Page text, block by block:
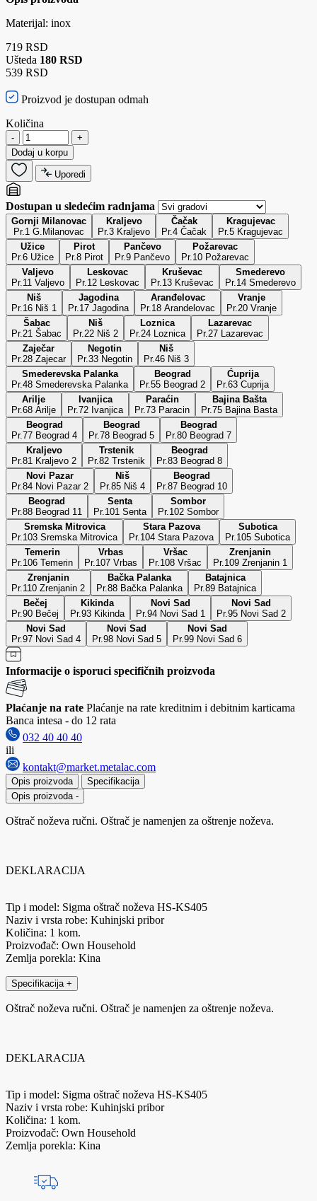
Materijal: inox
719 RSD
Ušteda 180 RSD
539 RSD
Proizvod je dostupan odmah
Količina
-
+
Dodaj u korpu
Uporedi
Dostupan u sledećim radnjama
Gornji Milanovac
Pr.1 G.Milanovac
Kraljevo
Pr.3 Kraljevo
Čačak
Pr.4 Čačak
Kragujevac
Pr.5 Kragujevac
Užice
Pr.6 Užice
Pirot
Pr.8 Pirot
Pančevo
Pr.9 Pančevo
Požarevac
Pr.10 Požarevac
Valjevo
Pr.11 Valjevo
Leskovac
Pr.12 Leskovac
Kruševac
Pr.13 Kruševac
Smederevo
Pr.14 Smederevo
Niš
Pr.16 Niš 1
Jagodina
Pr.17 Jagodina
Aranđelovac
Pr.18 Arandelovac
Vranje
Pr.20 Vranje
Šabac
Pr.21 Šabac
Niš
Pr.22 Niš 2
Loznica
Pr.24 Loznica
Lazarevac
Pr.27 Lazarevac
Zaječar
Pr.28 Zajecar
Negotin
Pr.33 Negotin
Niš
Pr.46 Niš 3
Smederevska Palanka
Pr.48 Smederevska Palanka
Beograd
Pr.55 Beograd 2
Ćuprija
Pr.63 Cuprija
Arilje
Pr.68 Arilje
Ivanjica
Pr.72 Ivanjica
Paraćin
Pr.73 Paracin
Bajina Bašta
Pr.75 Bajina Basta
Beograd
Pr.77 Beograd 4
Beograd
Pr.78 Beograd 5
Beograd
Pr.80 Beograd 7
Kraljevo
Pr.81 Kraljevo 2
Trstenik
Pr.82 Trstenik
Beograd
Pr.83 Beograd 8
Novi Pazar
Pr.84 Novi Pazar 2
Niš
Pr.85 Niš 4
Beograd
Pr.87 Beograd 10
Beograd
Pr.88 Beograd 11
Senta
Pr.101 Senta
Sombor
Pr.102 Sombor
Sremska Mitrovica
Pr.103 Sremska Mitrovica
Stara Pazova
Pr.104 Stara Pazova
Subotica
Pr.105 Subotica
Temerin
Pr.106 Temerin
Vrbas
Pr.107 Vrbas
Vršac
Pr.108 Vršac
Zrenjanin
Pr.109 Zrenjanin 1
Zrenjanin
Pr.110 Zrenjanin 2
Bačka Palanka
Pr.88 Bačka Palanka
Batajnica
Pr.89 Batajnica
Bečej
Pr.90 Bečej
Kikinda
Pr.93 Kikinda
Novi Sad
Pr.94 Novi Sad 1
Novi Sad
Pr.95 Novi Sad 2
Novi Sad
Pr.97 Novi Sad 4
Novi Sad
Pr.98 Novi Sad 5
Novi Sad
Pr.99 Novi Sad 6
Informacije o isporuci specifičnih proizvoda
Plaćanje na rate Plaćanje na rate kreditnim i debitnim karticama
Banca intesa - do 12 rata
032 40 40 40
ili
kontakt@market.metalac.com
Opis proizvoda
Specifikacija
Opis proizvoda -
Oštrač noževa ručni. Oštrač je namenjen za oštrenje noževa.
DEKLARACIJA
Tip i model: Sigma oštrač noževa HS-KS405
Naziv i vrsta robe: Kuhinjski pribor
Količina: 1 kom.
Proizvođač: Own Household
Zemlja porekla: Kina
Specifikacija +
Oštrač noževa ručni. Oštrač je namenjen za oštrenje noževa.
DEKLARACIJA
Tip i model: Sigma oštrač noževa HS-KS405
Naziv i vrsta robe: Kuhinjski pribor
Količina: 1 kom.
Proizvođač: Own Household
Zemlja porekla: Kina